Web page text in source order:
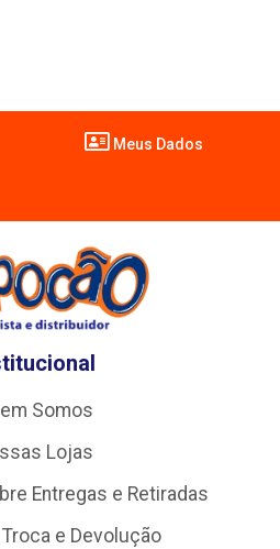
Meus Dados
Somos
Lojas
Entregas e Retiradas
e Devolução